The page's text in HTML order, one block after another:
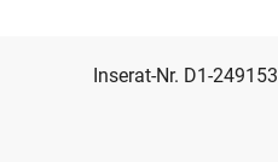
Inserat-Nr. D1-249153